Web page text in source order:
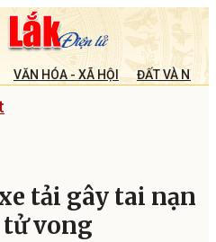
VĂN HÓA - XÃ HỘI ĐẤT VÀ
tải gây tai nạn
vong